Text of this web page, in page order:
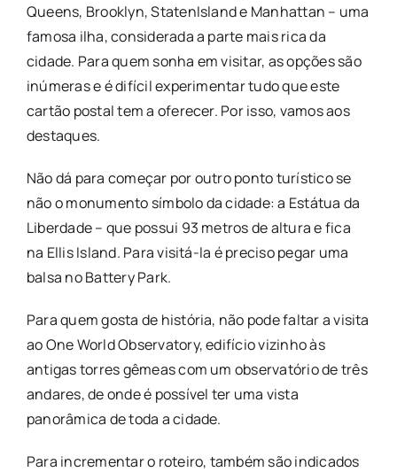
Queens, Brooklyn, StatenIsland e Manhattan – uma
famosa ilha, considerada a parte mais rica da
cidade. Para quem sonha em visitar, as opções são
inúmeras e é difícil experimentar tudo que este
cartão postal tem a oferecer. Por isso, vamos aos
destaques.
Não dá para começar por outro ponto turístico se
não o monumento símbolo da cidade: a Estátua da
Liberdade – que possui 93 metros de altura e fica
na Ellis Island. Para visitá-la é preciso pegar uma
balsa no Battery Park.
Para quem gosta de história, não pode faltar a visita
ao One World Observatory, edifício vizinho às
antigas torres gêmeas com um observatório de três
andares, de onde é possível ter uma vista
panorâmica de toda a cidade.
Para incrementar o roteiro, também são indicados